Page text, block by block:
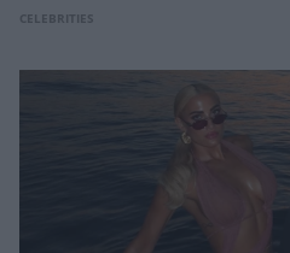
CELEBRITIES